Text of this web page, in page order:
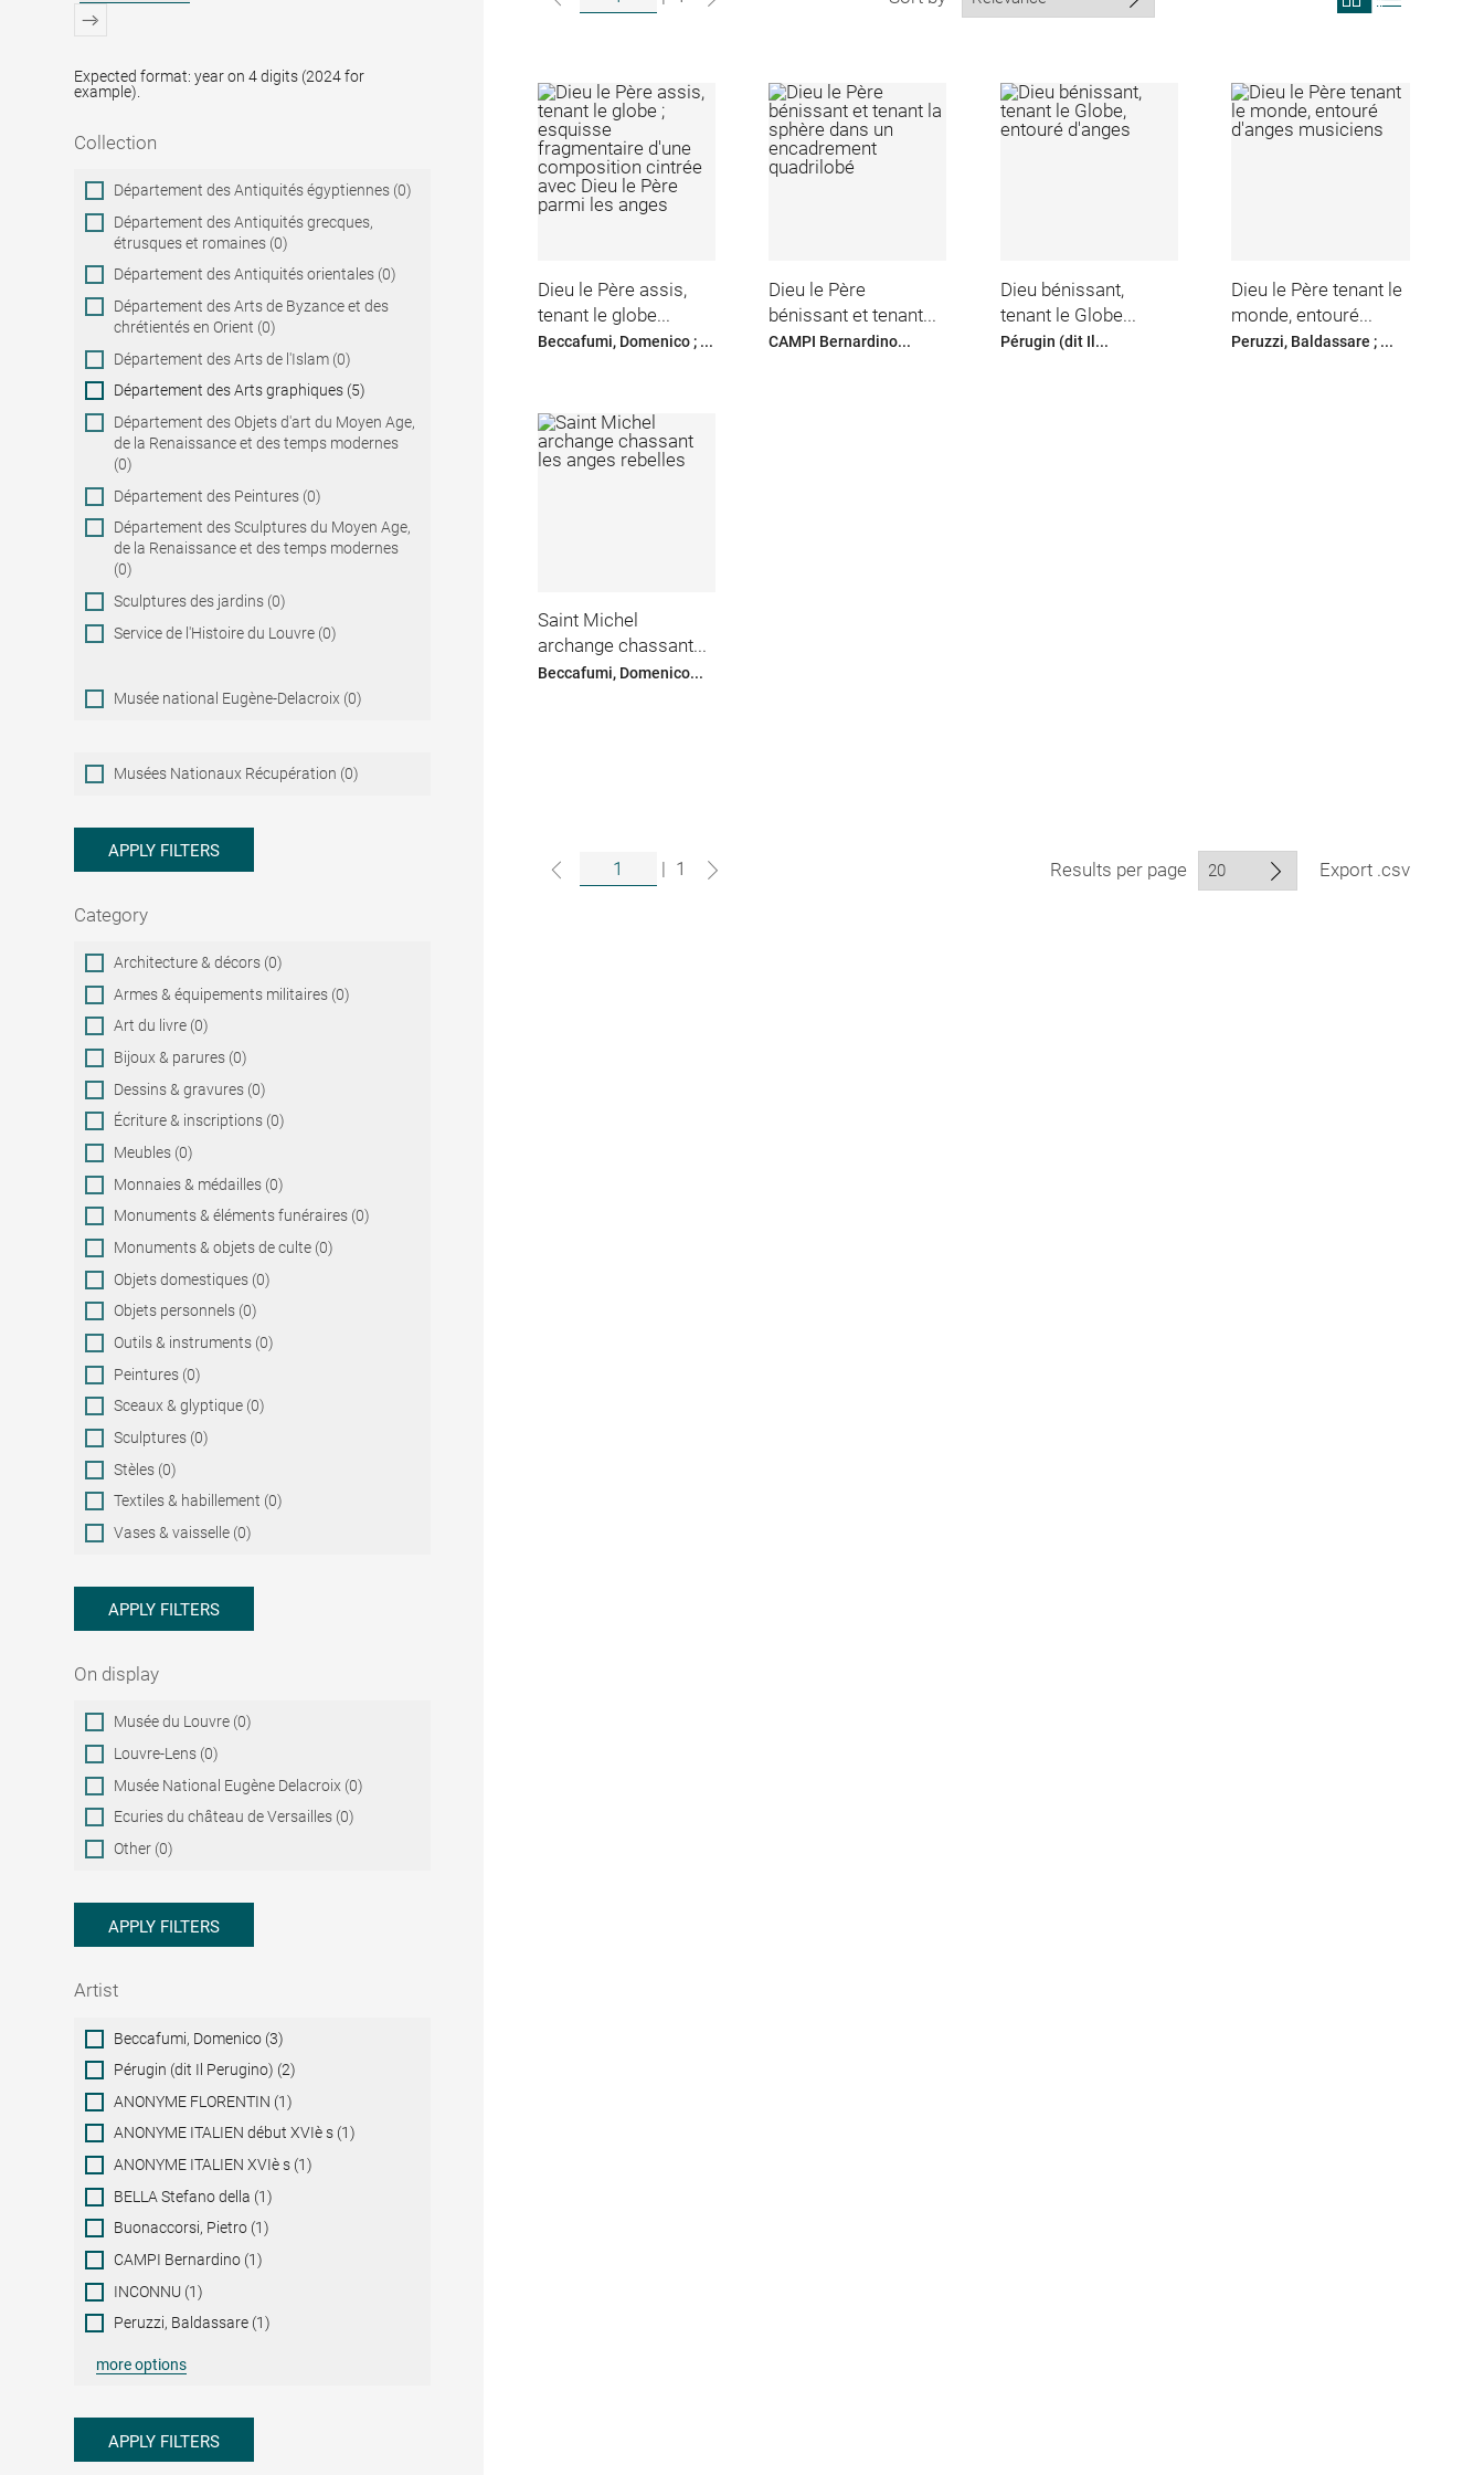
Expected format: year on 4 digits (2024 for
example).
Collection
Collection
Département des Antiquités égyptiennes (0)
Département des Antiquités grecques,
étrusques et romaines (0)
Département des Antiquités orientales (0)
Département des Arts de Byzance et des
chrétientés en Orient (0)
Département des Arts de l'Islam (0)
Département des Arts graphiques (5)
Département des Objets d'art du Moyen Age,
de la Renaissance et des temps modernes
(0)
Département des Peintures (0)
Département des Sculptures du Moyen Age,
de la Renaissance et des temps modernes
(0)
Sculptures des jardins (0)
Service de l'Histoire du Louvre (0)
Musée national Eugène-Delacroix (0)
Musées
Nationaux
Musées Nationaux Récupération (0)
APPLY FILTERS
Category
Category
Architecture & décors (0)
Armes & équipements militaires (0)
Art du livre (0)
Bijoux & parures (0)
Dessins & gravures (0)
Écriture & inscriptions (0)
Meubles (0)
Monnaies & médailles (0)
Monuments & éléments funéraires (0)
Monuments & objets de culte (0)
Objets domestiques (0)
Objets personnels (0)
Outils & instruments (0)
Peintures (0)
Sceaux & glyptique (0)
Sculptures (0)
Stèles (0)
Textiles & habillement (0)
Vases & vaisselle (0)
APPLY FILTERS
On display
On
display
Musée du Louvre (0)
Louvre-Lens (0)
Musée National Eugène Delacroix (0)
Ecuries du château de Versailles (0)
Other (0)
APPLY FILTERS
Artist
ArtistBeccafumi, Domenico (3)
Pérugin (dit Il Perugino) (2)
ANONYME FLORENTIN (1)
ANONYME ITALIEN début XVIè s (1)
ANONYME ITALIEN XVIè s (1)
BELLA Stefano della (1)
Buonaccorsi, Pietro (1)
CAMPI Bernardino (1)
INCONNU (1)
Peruzzi, Baldassare (1)
more options
APPLY FILTERS
search
format
Dieu le Père assis,
tenant le globe...
Beccafumi, Domenico ; ...
Dieu le Père
bénissant et tenant...
CAMPI Bernardino...
Dieu bénissant,
tenant le Globe...
Pérugin (dit Il...
Dieu le Père tenant le
monde, entouré...
Peruzzi, Baldassare ; ...
Saint Michel
archange chassant...
Beccafumi, Domenico...
| 1 Results per page Export .csv